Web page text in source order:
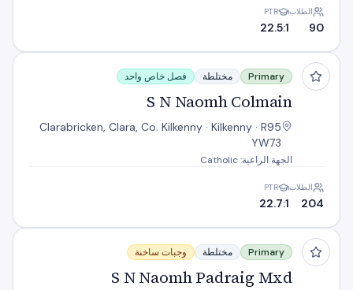
الطلاب
90
PTR
22.5:1
S N Naomh Colmain
Primary مختلطة فصل خاص واحد
S N Naomh Colmain
Clarabricken, Clara, Co. Kilkenny · Kilkenny · R95
YW73
الجهة الراعية: Catholic
الطلاب
204
PTR
22.7:1
S N Naomh Padraig Mxd
Primary مختلطة وجبات ساخنة
S N Naomh Padraig Mxd